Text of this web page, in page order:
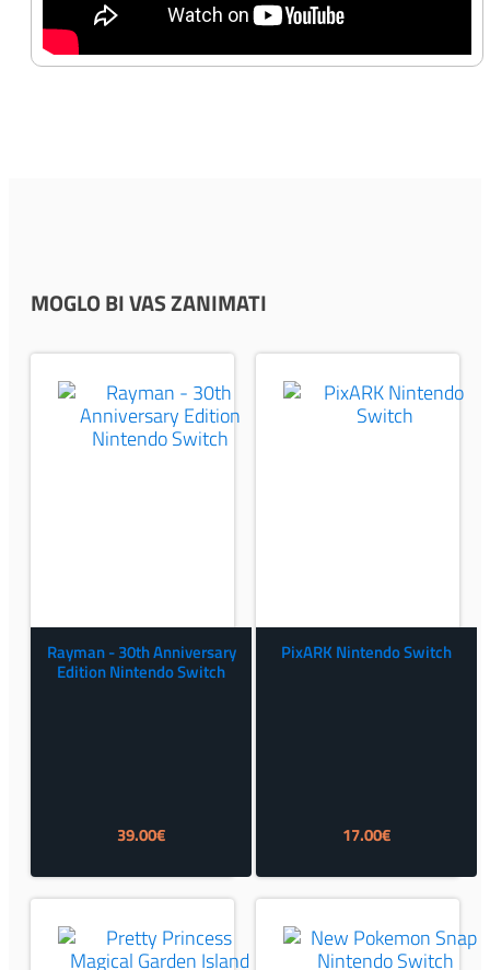
MOGLO BI VAS ZANIMATI
Rayman - 30th Anniversary
Edition Nintendo Switch
39.00€
PixARK Nintendo Switch
17.00€